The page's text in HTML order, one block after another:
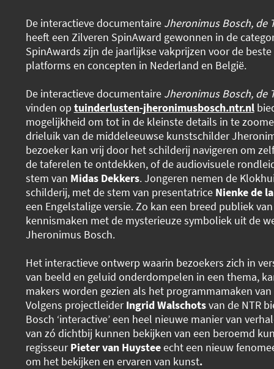
De interactieve documentaire Jheronimus Bosch, de
heeft een Zilveren SpinAward gewonnen in de
SpinAwards zijn de jaarlijkse vakprijzen voor de
platforms en concepten in Nederland en België.
De interactieve documentaire Jheronimus Bosch, de
vinden op tuinderlusten-jheronimusbosch.ntr.nl
mogelijkheid om tot in de kleinste details in te
drieluik van de middeleeuwse kunstschilder
bezoeker kan vrij door het schilderij navigeren om
de taferelen te ontdekken, of de audiovisuele
stem van Midas Dekkers. Jongeren nemen de
schilderij, met de stem van presentatrice Nienke de
een Engelstalige versie. Zo kan een breed publiek
kennismaken met de mysterieuze symboliek uit de
Jheronimus Bosch.
Het interactieve ontwerp waarin bezoekers zich in
van beeld en geluid onderdompelen in een thema,
makers worden gezien als het programmamaken
Volgens projectleiderIngrid Walschotsvan de NTR
Bosch ‘interactive’ een heel nieuwe manier van
van zó dichtbij kunnen bekijken van een beroemd
regisseurPieter van Huysteeecht een nieuw
om het bekijken en ervaren van kunst.